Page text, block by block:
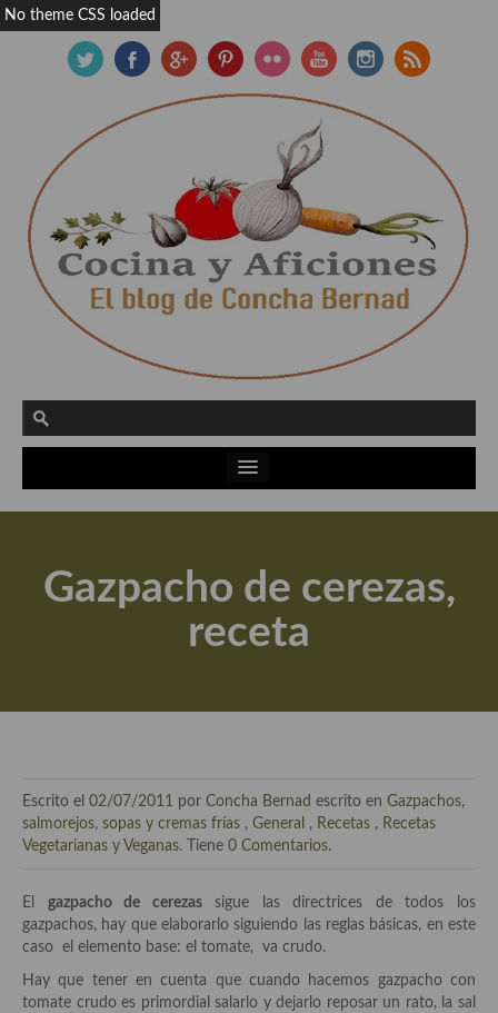
Actualidad y recomendaciones
Apuntes, estudios sobre temas interesantes e importantes
Aceite de Oliva Virgen Extra (AOVE)
El mundo del vino y las bebidas
En la mesa: menaje, vajilla, técnicas de emplatado, decoración
Especias, hierbas, condimentos, espesantes y aditivos
Historia de la gastronomía, platos celebres, cocineros, críticos,
Gazpacho de cerezas,
receta
Escrito el 02/07/2011 por Concha Bernad escrito en Gazpachos,
salmorejos, sopas y cremas frías , General , Recetas , Recetas
Vegetarianas y Veganas. Tiene 0 Comentarios.
El gazpacho de cerezassigue las directrices de todos los
gazpachos, hay que elaborarlo siguiendo las reglas básicas, en este
caso el elemento base: el tomate, va crudo.
Hay que tener en cuenta que cuando hacemos gazpacho con
tomate crudo es primordial salarlo y dejarlo reposar un rato, la sal
No theme CSS loaded